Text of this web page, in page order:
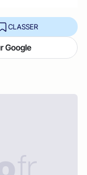
CLASSER
Google